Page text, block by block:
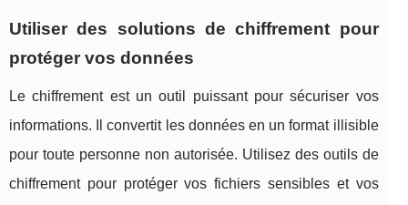
Utiliser des solutions de chiffrement pour
protéger vos données
Le chiffrement est un outil puissant pour sécuriser vos
informations. Il convertit les données en un format illisible
pour toute personne non autorisée. Utilisez des outils de
chiffrement pour protéger vos fichiers sensibles et vos